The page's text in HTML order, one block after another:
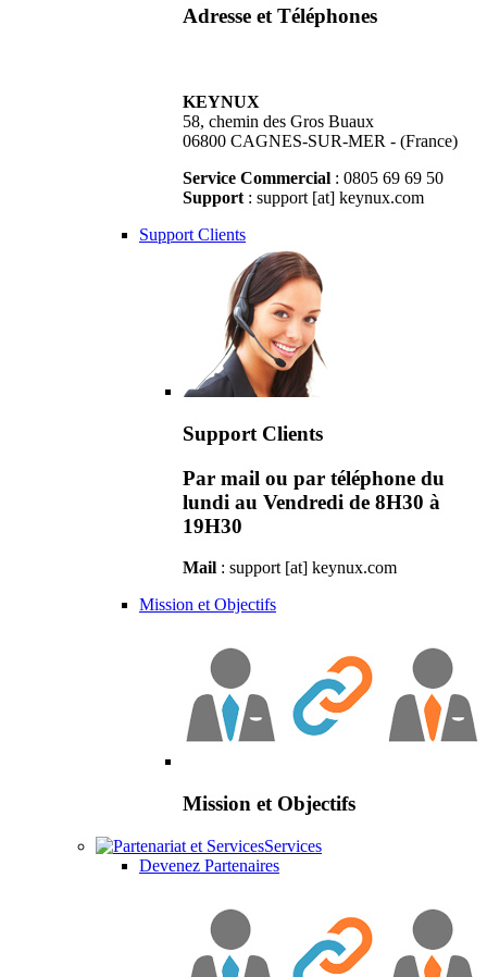
Adresse et Téléphones
KEYNUX
58, chemin des Gros Buaux
06800 CAGNES-SUR-MER - (France)
Service Commercial : 0805 69 69 50
Support : support [at] keynux.com
Support Clients
Support Clients
Par mail ou par téléphone du
lundi au Vendredi de 8H30 à
19H30
Mail : support [at] keynux.com
Mission et Objectifs
Mission et Objectifs
Services
Devenez Partenaires